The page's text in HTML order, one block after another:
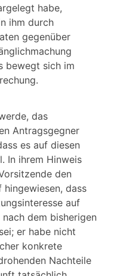
habe,
ihm durch
gegenüber
bewegt sich im
das
Antragsgegner
es auf diesen
In ihrem Hinweis
den
dass
auf
dem bisherigen
er habe nicht
konkrete
Nachteile